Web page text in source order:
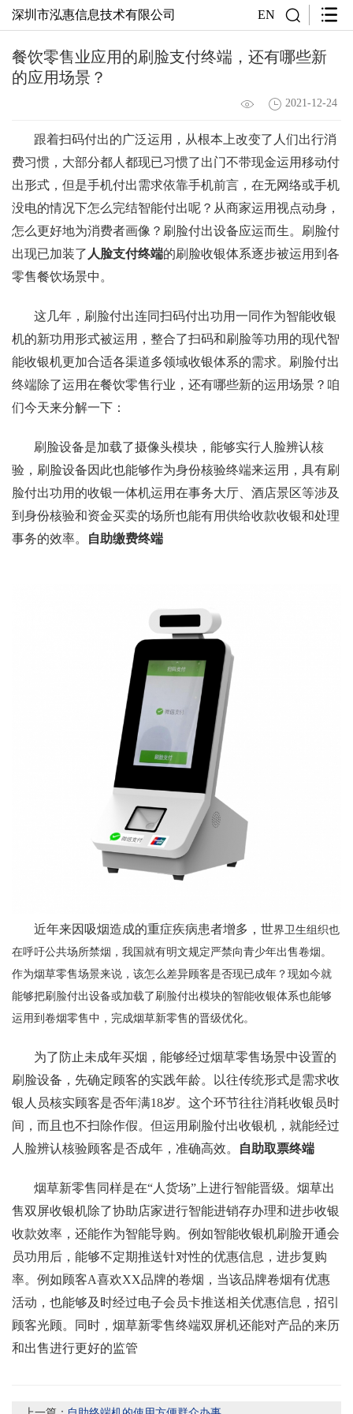
深圳市泓惠信息技术有限公司 EN
餐饮零售业应用的刷脸支付终端，还有哪些新
的应用场景？
2021-12-24
跟着扫码付出的广泛运用，从根本上改变了人们出行消
费习惯，大部分都人都现已习惯了出门不带现金运用移动付
出形式，但是手机付出需求依靠手机前言，在无网络或手机
没电的情况下怎么完结智能付出呢？从商家运用视点动身，
怎么更好地为消费者画像？刷脸付出设备应运而生。刷脸付
出现已加装了 人脸支付终端的刷脸收银体系逐步被运用到各
零售餐饮场景中。
这几年，刷脸付出连同扫码付出功用一同作为智能收银
机的新功用形式被运用，整合了扫码和刷脸等功用的现代智
能收银机更加合适各渠道多领域收银体系的需求。刷脸付出
终端除了运用在餐饮零售行业，还有哪些新的运用场景？咱
们今天来分解一下：
刷脸设备是加载了摄像头模块，能够实行人脸辨认核
验，刷脸设备因此也能够作为身份核验终端来运用，具有刷
脸付出功用的收银一体机运用在事务大厅、酒店景区等涉及
到身份核验和资金买卖的场所也能有用供给收款收银和处理
事务的效率。
自助缴费终端
近年来因吸烟造成的重症疾病患者增多，世界卫生组织也
在呼吁公共场所禁烟，我国就有明文规定严禁向青少年出售卷烟。
作为烟草零售场景来说，该怎么差异顾客是否现已成年？现如今就
能够把刷脸付出设备或加载了刷脸付出模块的智能收银体系也能够
运用到卷烟零售中，完成烟草新零售的晋级优化。
为了防止未成年买烟，能够经过烟草零售场景中设置的
刷脸设备，先确定顾客的实践年龄。以往传统形式是需求收
银人员核实顾客是否年满18岁。这个环节往往消耗收银员时
间，而且也不扫除作假。但运用刷脸付出收银机，就能经过
人脸辨认核验顾客是否成年，准确高效。
自助取票终端
烟草新零售同样是在“人货场”上进行智能晋级。烟草出
售双屏收银机除了协助店家进行智能进销存办理和进步收银
收款效率，还能作为智能导购。例如智能收银机刷脸开通会
员功用后，能够不定期推送针对性的优惠信息，进步复购
率。例如顾客A喜欢XX品牌的卷烟，当该品牌卷烟有优惠
活动，也能够及时经过电子会员卡推送相关优惠信息，招引
顾客光顾。同时，烟草新零售终端双屏机还能对产品的来历
和出售进行更好的监管